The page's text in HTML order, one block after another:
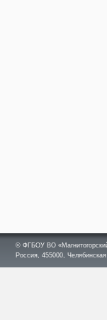
© ФГБОУ ВО
Россия, 455000,